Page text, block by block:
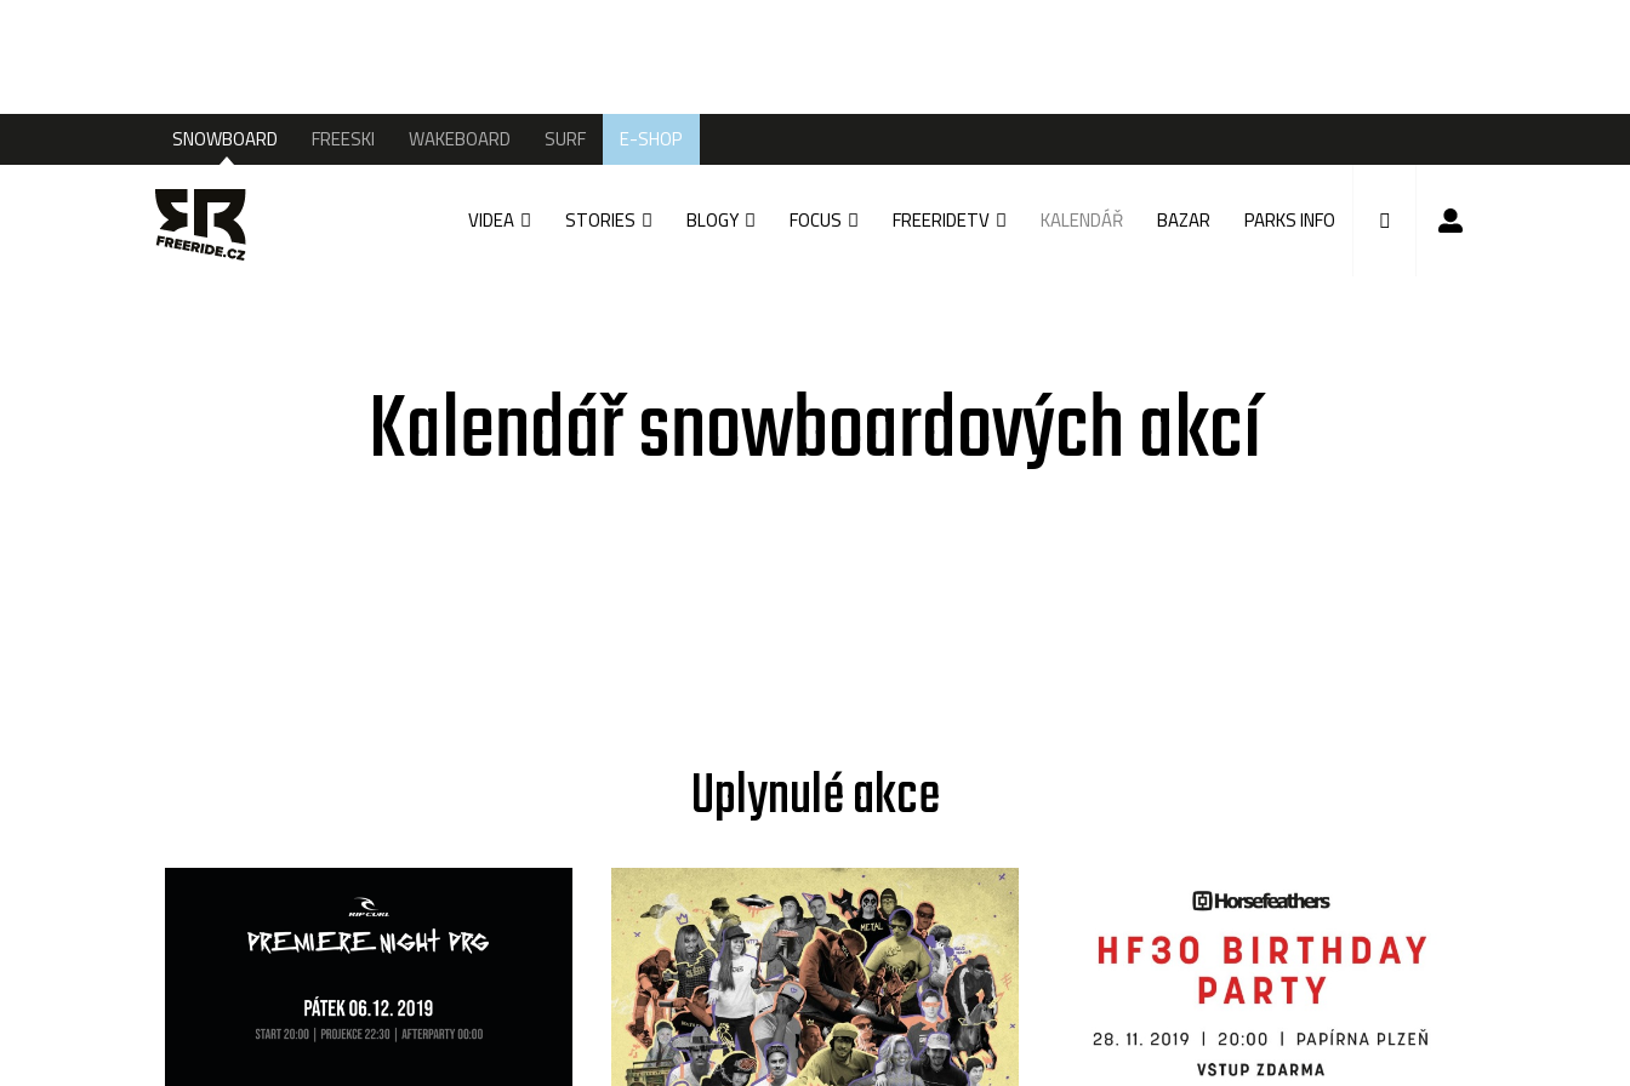
SNOWBOARD FREESKI WAKEBOARD SURF E-SHOP
VIDEA STORIES BLOGY FOCUS FREERIDETV KALENDÁŘ BAZAR PARKS INFO
Kalendář snowboardových akcí
Uplynulé akce